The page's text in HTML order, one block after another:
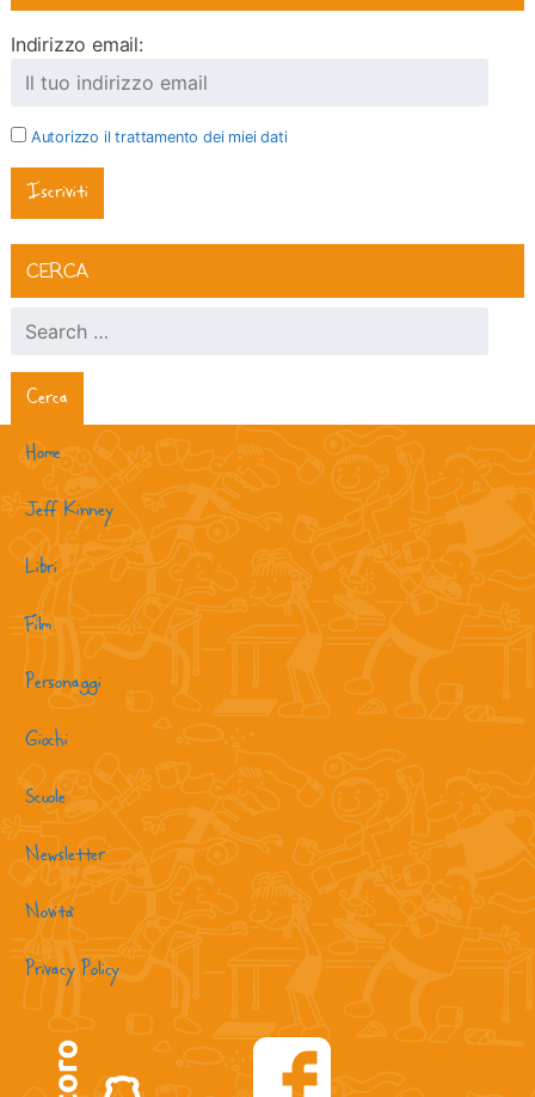
Indirizzo email:
Autorizzo il trattamento dei miei dati
CERCA
Ricerca per:
Home
Jeff Kinney
Libri
Film
Personaggi
Giochi
Scuole
Newsletter
Novità
Privacy Policy